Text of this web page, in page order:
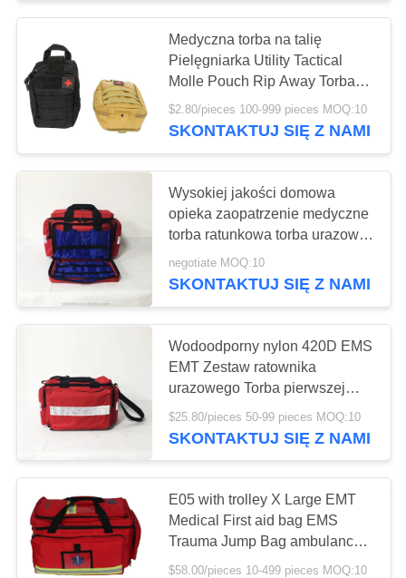
JAKOŚCI
SKONTAKTUJ
SIĘ
NAMI
NOWOŚCI
SPRAWY
O
WYCENĘ
SITEMAP
POLITYKA
PRYWATNOŚCI
Taktyczna apteczka
pierwszej pomocy
Pudełko z
dozownikiem
133
Zaopatrzenie w
sprzęt pierwszej
pomocy
181
Medyczna torba na talię
Pielęgniarka Utility Tactical
Molle Pouch Rip Away Torba
pierwszej pomocy Rescue
$2.80/pieces 100-999 pieces MOQ:10
SKONTAKTUJ SIĘ Z NAMI
Wysokiej jakości domowa
opieka zaopatrzenie medyczne
torba ratunkowa torba urazowa
torby pierwszej pomocy
negotiate MOQ:10
SKONTAKTUJ SIĘ Z NAMI
Wodoodporny nylon 420D EMS
EMT Zestaw ratownika
urazowego Torba pierwszej
pomocy
$25.80/pieces 50-99 pieces MOQ:10
SKONTAKTUJ SIĘ Z NAMI
E05 with trolley X Large EMT
Medical First aid bag EMS
Trauma Jump Bag ambulance
emergency backpack
$58.00/pieces 10-499 pieces MOQ:10